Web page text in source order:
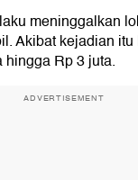
meninggalkan
Akibat kejadian
Rp 3 juta.
ADVERTISEMENT